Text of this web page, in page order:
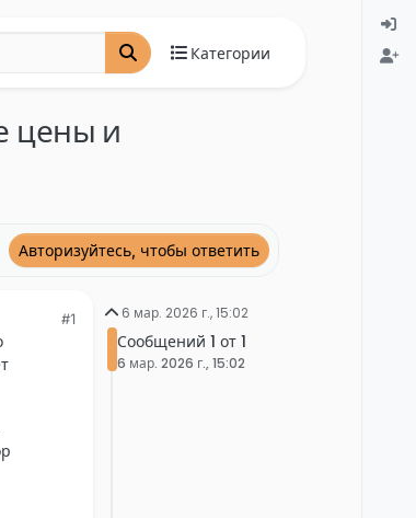
Категории
цены и
Авторизуйтесь, чтобы ответить
#1 6 мар. 2026 г., 15:02
Сообщений 1 от 1
6 мар. 2026 г., 15:02